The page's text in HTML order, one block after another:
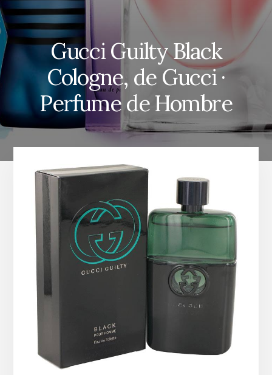
Gucci Guilty Black
Cologne, de Gucci ·
Perfume de Hombre